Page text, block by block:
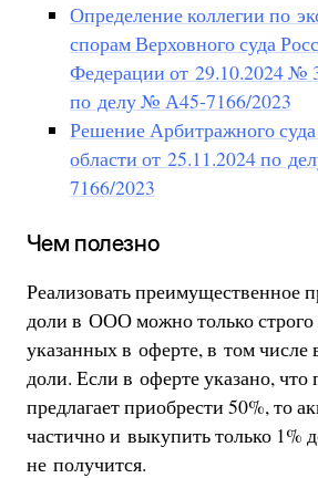
Определение коллегии по
спорам Верховного суда
Федерации от 29.10.2024 №
по делу № А45-7166/2023
Решение Арбитражного
области от 25.11.2024 по
7166/2023
Чем полезно
Реализовать преимущественное
доли в ООО можно только строго
указанных в оферте, в том числе
доли. Если в оферте указано, что
предлагает приобрести 50%, то
частично и выкупить только 1%
не получится.